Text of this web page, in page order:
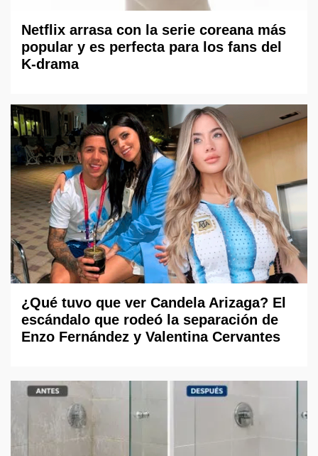
Netflix arrasa con la serie coreana más
popular y es perfecta para los fans del
K-drama
¿Qué tuvo que ver Candela Arizaga? El
escándalo que rodeó la separación de
Enzo Fernández y Valentina Cervantes